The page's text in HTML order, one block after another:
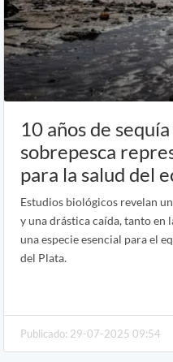
10 años de
sobrepesca
para la salud del
Estudios biológicos revelan
y una drástica caída, tanto en
una especie esencial para el
del Plata.
Publicado: 29-07-2025 09:54